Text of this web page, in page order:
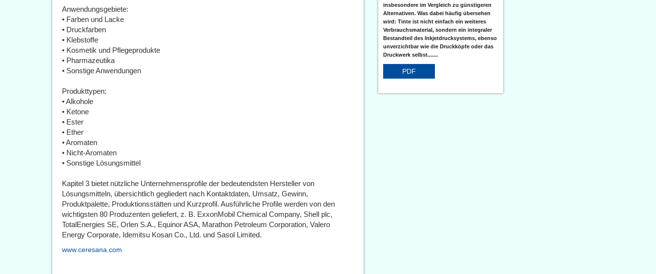
Anwendungsgebiete:
• Farben und Lacke
• Druckfarben
• Klebstoffe
• Kosmetik und Pflegeprodukte
• Pharmazeutika
• Sonstige Anwendungen
Produkttypen:
• Alkohole
• Ketone
• Ester
• Ether
• Aromaten
• Nicht-Aromaten
• Sonstige Lösungsmittel
Kapitel 3 bietet nützliche Unternehmensprofile der bedeutendsten Hersteller von
Lösungsmitteln, übersichtlich gegliedert nach Kontaktdaten, Umsatz, Gewinn,
Produktpalette, Produktionsstätten und Kurzprofil. Ausführliche Profile werden von den
wichtigsten 80 Produzenten geliefert, z. B. ExxonMobil Chemical Company, Shell plc,
TotalEnergies SE, Orlen S.A., Equinor ASA, Marathon Petroleum Corporation, Valero
Energy Corporate, Idemitsu Kosan Co., Ltd. und Sasol Limited.
www.ceresana.com
insbesondere im Vergleich zu günstigeren
Alternativen. Was dabei häufig übersehen
wird: Tinte ist nicht einfach ein weiteres
Verbrauchsmaterial, sondern ein integraler
Bestandteil des Inkjetdrucksystems, ebenso
unverzichtbar wie die Druckköpfe oder das
Druckwerk selbst.......
PDF